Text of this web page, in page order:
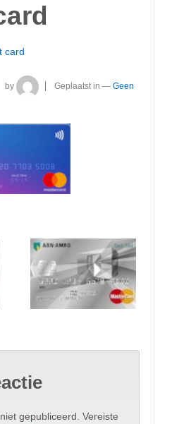
card
by Geplaatst in — Geen
gepubliceerd. Vereiste